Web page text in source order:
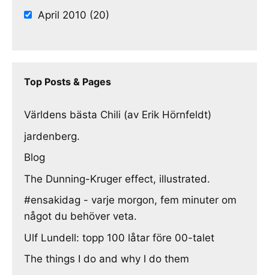
April 2010 (20)
Top Posts & Pages
Världens bästa Chili (av Erik Hörnfeldt)
jardenberg.
Blog
The Dunning-Kruger effect, illustrated.
#ensakidag - varje morgon, fem minuter om
något du behöver veta.
Ulf Lundell: topp 100 låtar före 00-talet
The things I do and why I do them